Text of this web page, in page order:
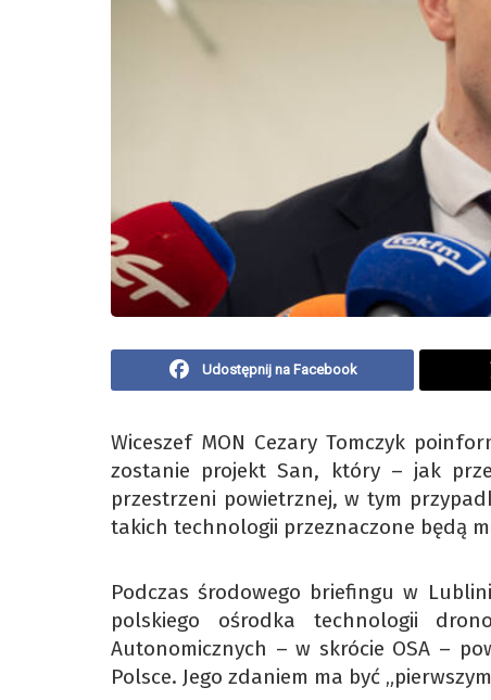
Udostępnij na Facebook
Wiceszef MON Cezary Tomczyk
zostanie projekt San, który – jak
przestrzeni powietrznej, w tym
takich technologii przeznaczone będą
Podczas środowego briefingu w
polskiego ośrodka technologii
Autonomicznych – w skrócie OSA –
Polsce. Jego zdaniem ma być